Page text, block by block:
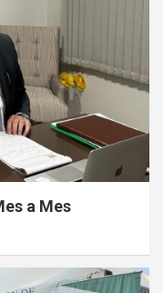
a Mes